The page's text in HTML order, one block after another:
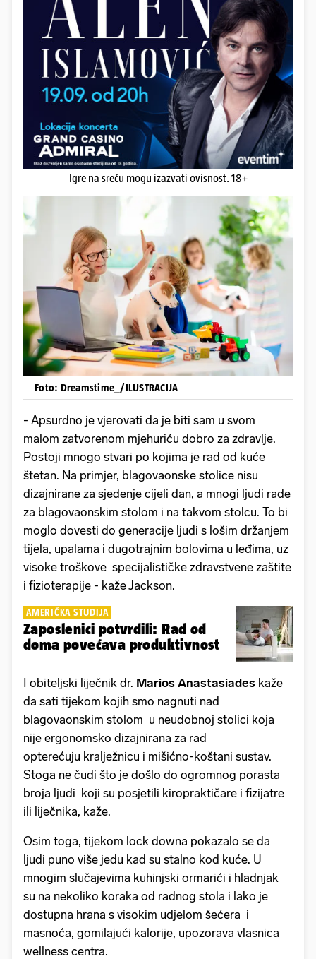
Igre na sreću mogu izazvati ovisnost. 18+
Foto: Dreamstime_/ILUSTRACIJA
- Apsurdno je vjerovati da je biti sam u svom
malom zatvorenom mjehuriću dobro za zdravlje.
Postoji mnogo stvari po kojima je rad od kuće
štetan. Na primjer, blagovaonske stolice nisu
dizajnirane za sjedenje cijeli dan, a mnogi ljudi rade
za blagovaonskim stolom i na takvom stolcu. To bi
moglo dovesti do generacije ljudi s lošim držanjem
tijela, upalama i dugotrajnim bolovima u leđima, uz
visoke troškove specijalističke zdravstvene zaštite
i fizioterapije - kaže Jackson.
AMERIČKA STUDIJA
Zaposlenici potvrdili: Rad od
doma povećava produktivnost
I obiteljski liječnik dr. Marios Anastasiades kaže
da sati tijekom kojih smo nagnuti nad
blagovaonskim stolom u neudobnoj stolici koja
nije ergonomsko dizajnirana za rad
opterećuju kralježnicu i mišićno-koštani sustav.
Stoga ne čudi što je došlo do ogromnog porasta
broja ljudi koji su posjetili kiropraktičare i fizijatre
ili liječnika, kaže.
Osim toga, tijekom lock downa pokazalo se da
ljudi puno više jedu kad su stalno kod kuće. U
mnogim slučajevima kuhinjski ormarići i hladnjak
su na nekoliko koraka od radnog stola i lako je
dostupna hrana s visokim udjelom šećera i
masnoća, gomilajući kalorije, upozorava vlasnica
wellness centra.